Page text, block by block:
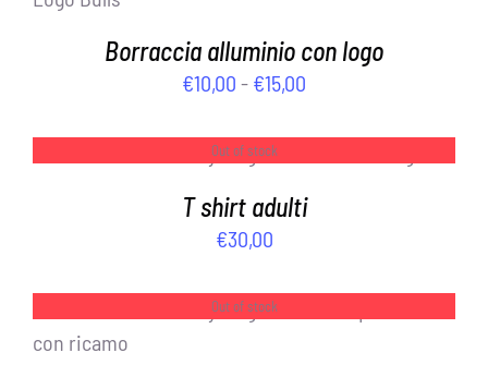
Borraccia alluminio con logo
€10,00 - €15,00
€10,00
Out of stock
DETTAGLI
T shirt adulti
€30,00
Out of stock
DETTAGLI